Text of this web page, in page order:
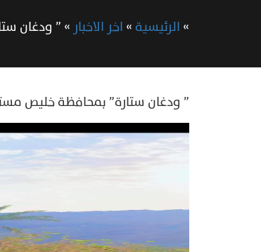
»الرئيسية»اخر الاخبار »” ودغان
” ودغان ستارة” بمحافظة خليص